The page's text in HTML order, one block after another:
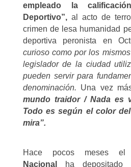
empleado la
Deportivo”,al acto de
crimen de lesa humanidad
deportiva peronista en
curioso como por los
legislador de la ciudad
pueden servir para
denominación. Una vez
mundo traidor / Nada es
Todo es según el color
mira”.
Hace pocos meses el
Nacional
ha depositado